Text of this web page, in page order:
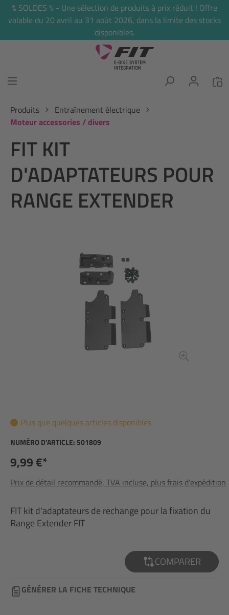
principal
% SOLDES % - Une sélection de produits à prix réduit ! Offre
valable du 20 avril au 31 août 2026, dans la limite des stocks
disponibles.
Produits
Entraînement électrique
Moteur accessories / divers
FIT KIT
D'ADAPTATEURS POUR
RANGE EXTENDER
Plus que quelques articles disponibles
NUMÉRO D’ARTICLE: 501809
9,99 €*
Prix de détail recommandé, TVA incluse, plus frais d'expédition
FIT kit d'adaptateurs de rechange pour la fixation du
Range Extender FIT
COMPARER
GÉNÉRER LA FICHE TECHNIQUE